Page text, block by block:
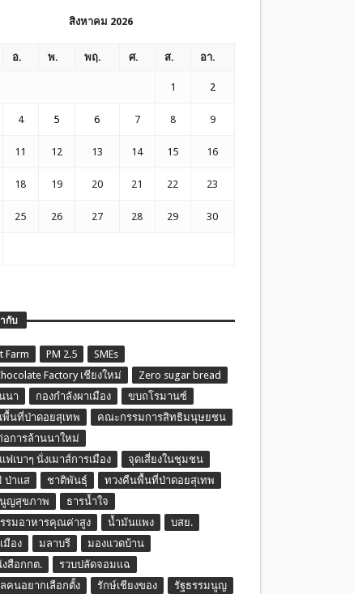
สิงหาคม 2026
อ. พ. พฤ. ศ. ส. อา.
1 2
4 5 6 7 8 9
11 12 13 14 15 16
18 19 20 21 22 23
25 26 27 28 29 30
กับ
Farm PM 2.5
SMEs
Factory เชียงใหม่
Zero sugar bread
นา
กองกำลังผาเมือง
ขบถโรมานซ์
นที่ป่าดอยสุเทพ
คณะกรรมการสิทธิมนุษยชน
การล้านนาใหม่
ฟเบาๆ นั่งเมาส์การเมือง
จุดเสี่ยงในชุมชน
ป่าแส
ชาติพันธุ์
ทวงคืนพื้นที่ป่าดอยสุเทพ
ญสุขภาพ
ธารน้ำใจ
รมอาหารคุณค่าสูง
น้ำมันแพง
บสย.
มือง
มลาบรี
มองแวดบ้าน
สือกกต.
รวบปลัดจอมแฉ
คนอยากเลือกตั้ง
รักษ์เชียงของ รัฐธรรมนูญ